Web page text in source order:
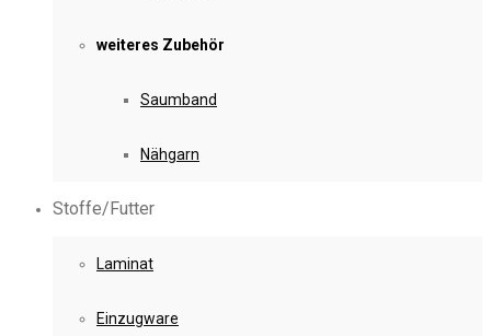
weiteres Zubehör
Saumband
Nähgarn
Stoffe/Futter
Laminat
Einzugware